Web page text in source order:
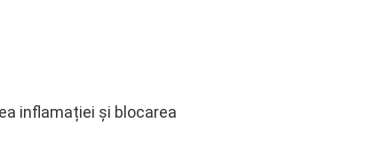
inflamației și blocarea